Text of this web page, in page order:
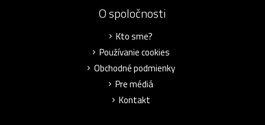
O spoločnosti
Kto sme?
Používanie cookies
Obchodné podmienky
Pre médiá
Kontakt